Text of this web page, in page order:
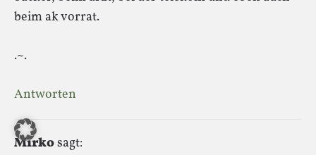
beim ak vorrat.
.~.
Antworten
Mirkosagt: